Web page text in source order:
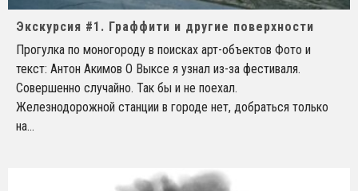
Экскурсия #1. Граффити и другие поверхности
Прогулка по моногороду в поисках арт-объектов Фото и
текст: Антон Акимов О Выксе я узнал из-за фестиваля.
Совершенно случайно. Так бы и не поехал.
Железнодорожной станции в городе нет, добраться только
на...